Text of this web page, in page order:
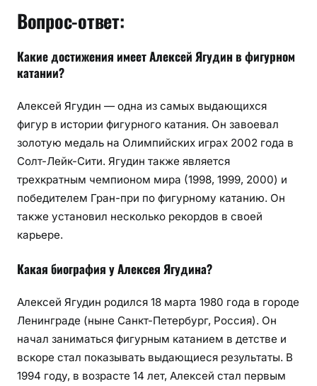
Вопрос-ответ:
Какие достижения имеет Алексей Ягудин в фигурном
катании?
Алексей Ягудин — одна из самых выдающихся
фигур в истории фигурного катания. Он завоевал
золотую медаль на Олимпийских играх 2002 года в
Солт-Лейк-Сити. Ягудин также является
трехкратным чемпионом мира (1998, 1999, 2000) и
победителем Гран-при по фигурному катанию. Он
также установил несколько рекордов в своей
карьере.
Какая биография у Алексея Ягудина?
Алексей Ягудин родился 18 марта 1980 года в городе
Ленинграде (ныне Санкт-Петербург, Россия). Он
начал заниматься фигурным катанием в детстве и
вскоре стал показывать выдающиеся результаты. В
1994 году, в возрасте 14 лет, Алексей стал первым